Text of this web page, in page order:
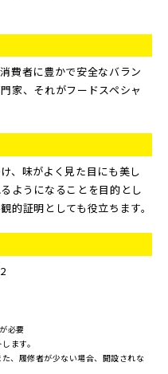
費者に豊かで安全なバラン
家、それがフードスペシャ
、味がよく見た目にも美し
ようになることを目的とし
的証明としても役立ちます。
必要
ます。
、履修者が少ない場合、開設されな